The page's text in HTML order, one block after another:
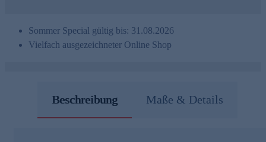
Sommer Special gültig bis: 31.08.2026
Vielfach ausgezeichneter Online Shop
Beschreibung Maße & Details